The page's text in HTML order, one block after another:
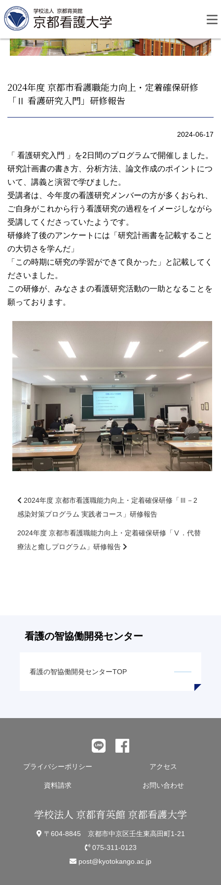
資料請求
看護学部・編入学
学校生活
大学院【博士後期課程】
感染管理認定看護師教育課程
入試案内
Q＆A
サイト案内
在校生専用
to
2024年度 京都市看護職能力向上・定着確保研修
「Ⅱ 看護研究入門」研修報告
2024-06-17
「 看護研究入門 」を2日間のプログラムで開催しました。
研究計画書の書き方、分析方法、論文作成のポイントにつ
いて、講義と演習で学びました。
受講者は、今年度の看護研究メンバーの方が多くおられ、
ご自身がこれから行う看護研究の過程をイメージしながら
受講してくださっていたようです。
研修終了後のアンケートには「研究計画書を記載すること
の大切さを学んだ」
「この時期に研究の学習ができて良かった」と記載してく
ださいました。
この研修が、みなさまの看護研究活動の一助となることを
願っております。
後
の
2024年度 京都市看護職能力向上・定着確保研修「Ⅲ－2
感染対策プログラム 実践者コース」研修報告
2024年度 京都市看護職能力向上・定着確保研修「Ⅴ．代替
療法と癒しプログラム」研修報告
看護の智協働開発センター
看護の智協働開発センターTOP
プライバシーポリシー アクセス
資料請求 お問い合わせ
学校法人 京都育英館 京都看護大学
〒604-8845 京都市中京区壬生東高田町1-21
075-311-0123
post@kyotokango.ac.jp